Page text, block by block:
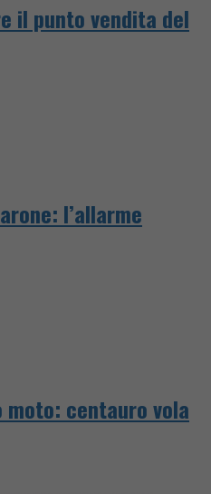
il punto vendita del
l’allarme
centauro vola